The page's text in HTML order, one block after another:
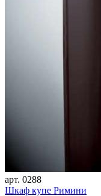
арт. 0288
Шкаф купе Римини